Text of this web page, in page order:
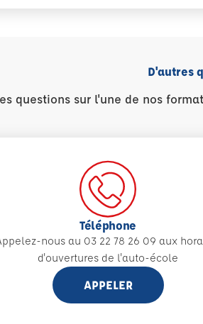
D'autres
questions sur l'une de nos
Téléphone
nous au 03 22 78 26 09 aux
d'ouvertures de l'auto-école
APPELER